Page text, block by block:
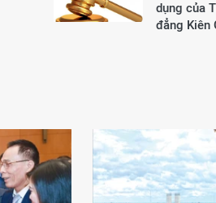
dụng của
đẳng Kiên